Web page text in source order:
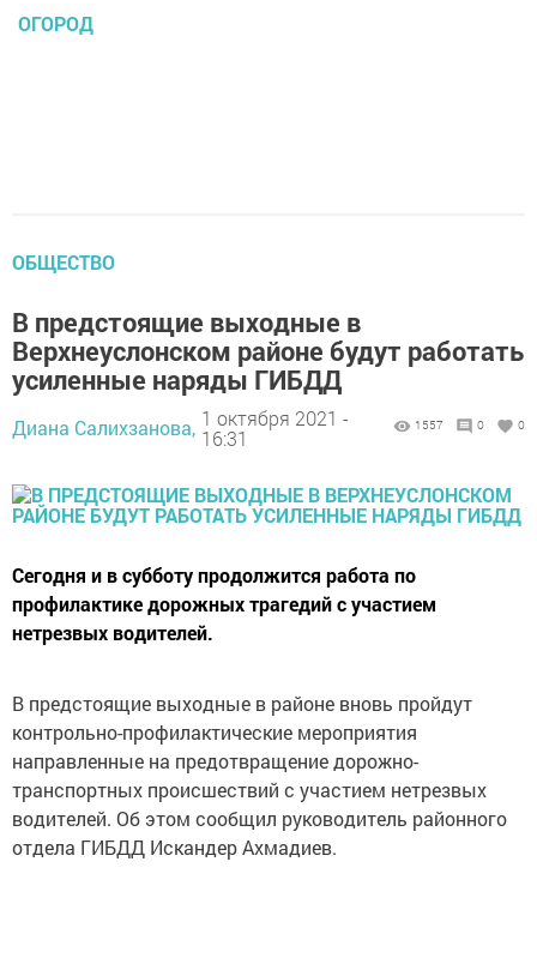
ОГОРОД
ОБЩЕСТВО
В предстоящие выходные в
Верхнеуслонском районе будут работать
усиленные наряды ГИБДД
Диана Салихзанова, 1 октября 2021 -
16:31
1557 0 0
Сегодня и в субботу продолжится работа по
профилактике дорожных трагедий с участием
нетрезвых водителей.
В предстоящие выходные в районе вновь пройдут
контрольно-профилактические мероприятия
направленные на предотвращение дорожно-
транспортных происшествий с участием нетрезвых
водителей. Об этом сообщил руководитель районного
отдела ГИБДД Искандер Ахмадиев.